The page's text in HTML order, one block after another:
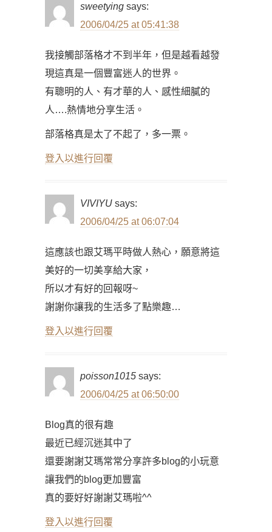
sweetying says:
2006/04/25 at 05:41:38
我接觸部落格才不到半年，但是越看越發
現這真是一個豐富迷人的世界。
有聰明的人、有才華的人、感性細膩的
人….熱情地分享生活。
部落格真是太了不起了，多一票。
登入以進行回覆
VIVIYU says:
2006/04/25 at 06:07:04
這應該也跟艾瑪平時做人熱心，願意將這
美好的一切美享給大家，
所以才有好的回報呀~
謝謝你讓我的生活多了點樂趣…
登入以進行回覆
poisson1015 says:
2006/04/25 at 06:50:00
Blog真的很有趣
最近已經沉迷其中了
還要謝謝艾瑪常常分享許多blog的小玩意
讓我們的blog更加豐富
真的要好好謝謝艾瑪啦^^
登入以進行回覆